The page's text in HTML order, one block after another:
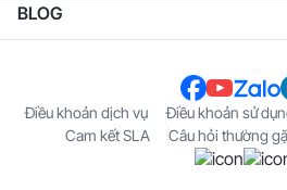
BLOG
Điều khoản dịch vụ Điều khoản sử
Cam kết SLA
Câu hỏi thường